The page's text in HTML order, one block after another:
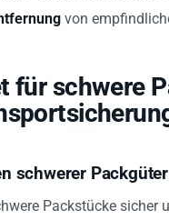
von
für schwere
schwerer Packgüter
Packstücke sicher